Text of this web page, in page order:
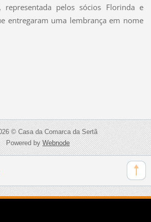
representada pelos sócios Florinda e
entregaram uma lembrança em nome
© Casa da Comarca da Sertã
Powered byWebnode